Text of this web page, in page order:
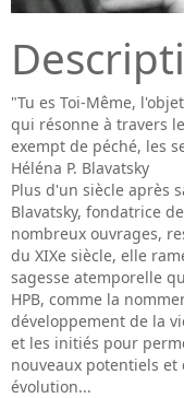
"Tu es Toi-Même,
qui résonne à travers
exempt de péché, les
Héléna P. Blavatsky
Plus d'un siècle après
Blavatsky, fondatrice
nombreux ouvrages,
du XIXe siècle, elle
sagesse atemporelle
HPB, comme la
développement de la
et les initiés pour
nouveaux potentiels et
évolution...